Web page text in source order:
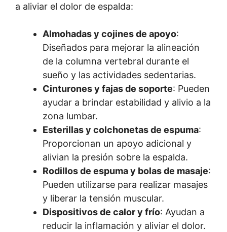
a aliviar el dolor de espalda:
Almohadas y cojines de apoyo:
Diseñados para mejorar la alineación
de la columna vertebral durante el
sueño y las actividades sedentarias.
Cinturones y fajas de soporte: Pueden
ayudar a brindar estabilidad y alivio a la
zona lumbar.
Esterillas y colchonetas de espuma:
Proporcionan un apoyo adicional y
alivian la presión sobre la espalda.
Rodillos de espuma y bolas de masaje:
Pueden utilizarse para realizar masajes
y liberar la tensión muscular.
Dispositivos de calor y frío: Ayudan a
reducir la inflamación y aliviar el dolor.